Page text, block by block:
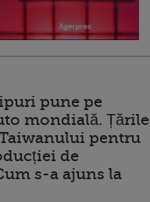
pune pe
mondială. Țările
pentru
de
s-a ajuns la